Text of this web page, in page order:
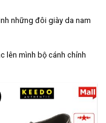
những đôi giày da nam
lên mình bộ cánh chỉnh